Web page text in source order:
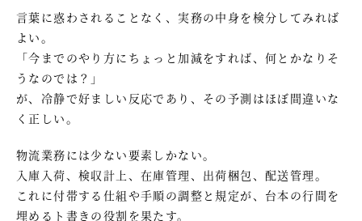
言葉に惑わされることなく、実務の中身を検分してみれば
よい。
「今までのやり方にちょっと加減をすれば、何とかなりそ
うなのでは？」
が、冷静で好ましい反応であり、その予測はほぼ間違いな
く正しい。
物流業務には少ない要素しかない。
入庫入荷、検収計上、在庫管理、出荷梱包、配送管理。
これに付帯する仕組や手順の調整と規定が、台本の行間を
埋めるト書きの役割を果たす。